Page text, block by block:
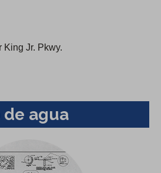
King Jr. Pkwy.
de agua